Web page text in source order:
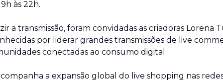
às 22h.
a transmissão, foram convidadas as criadoras Lorena
por liderar grandes transmissões de live
conectadas ao consumo digital.
a expansão global do live shopping nas redes